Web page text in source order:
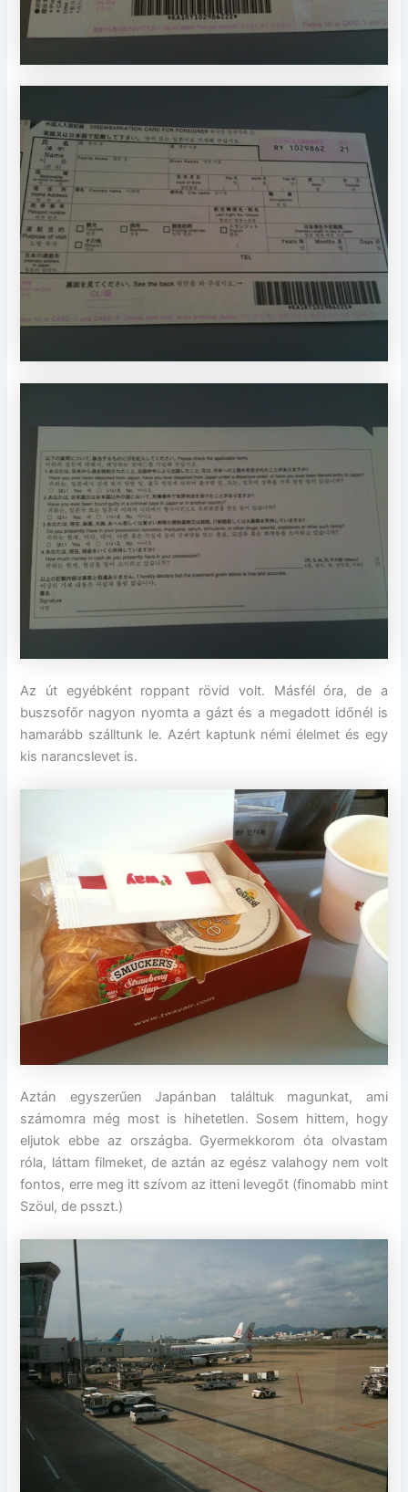
Az út egyébként roppant rövid volt. Másfél óra, de a
buszsofőr nagyon nyomta a gázt és a megadott időnél is
hamarább szálltunk le. Azért kaptunk némi élelmet és egy
kis narancslevet is.
Aztán egyszerűen Japánban találtuk magunkat, ami
számomra még most is hihetetlen. Sosem hittem, hogy
eljutok ebbe az országba. Gyermekkorom óta olvastam
róla, láttam filmeket, de aztán az egész valahogy nem volt
fontos, erre meg itt szívom az itteni levegőt (finomabb mint
Szöul, de psszt.)